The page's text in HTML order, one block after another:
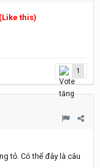
this)
1
tỏ. Có thể đây là câu